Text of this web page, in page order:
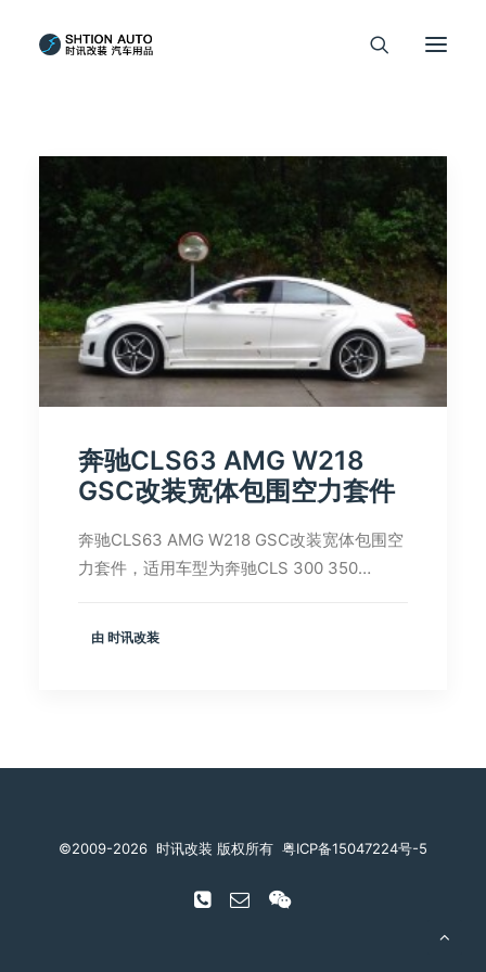
奔驰CLS63 AMG W218
GSC改装宽体包围空力套件
奔驰CLS63 AMG W218 GSC改装宽体包围空
力套件，适用车型为奔驰CLS 300 350…
由 时讯改装
©️2009-2026 时讯改装 版权所有 粤ICP备15047224号-5